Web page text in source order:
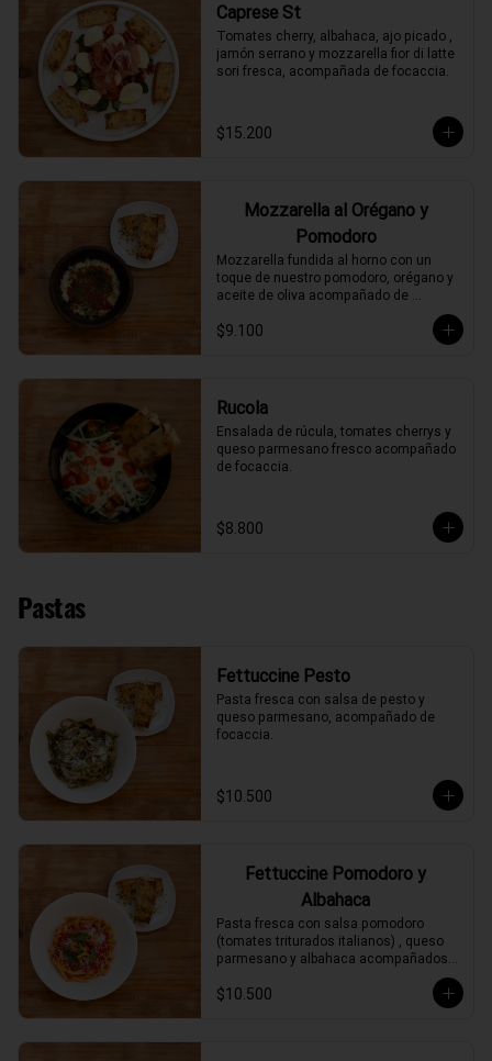
Caprese St
Tomates cherry, albahaca, ajo picado ,
jamón serrano y mozzarella fior di latte
sori fresca, acompañada de focaccia.
$15.200
Mozzarella al Orégano y
Pomodoro
Mozzarella fundida al horno con un
toque de nuestro pomodoro, orégano y
aceite de oliva acompañado de
$9.100
Rucola
Ensalada de rúcula, tomates cherrys y
queso parmesano fresco acompañado
de focaccia.
$8.800
Pastas
Fettuccine Pesto
Pasta fresca con salsa de pesto y
queso parmesano, acompañado de
focaccia.
$10.500
Fettuccine Pomodoro y
Albahaca
Pasta fresca con salsa pomodoro
(tomates triturados italianos) , queso
parmesano y albahaca acompañados
$10.500